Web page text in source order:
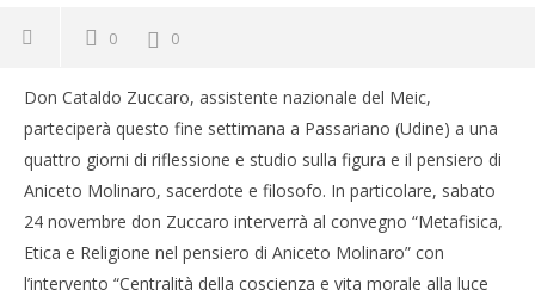
0 0
Don Cataldo Zuccaro, assistente nazionale del Meic,
parteciperà questo fine settimana a Passariano (Udine) a una
quattro giorni di riflessione e studio sulla figura e il pensiero di
Aniceto Molinaro, sacerdote e filosofo. In particolare, sabato
24 novembre don Zuccaro interverrà al convegno “Metafisica,
Etica e Religione nel pensiero di Aniceto Molinaro” con
l’intervento “Centralità della coscienza e vita morale alla luce